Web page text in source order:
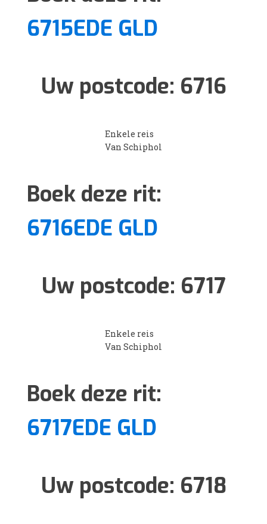
6715EDE GLD
Uw postcode: 6716
Enkele reis
Van Schiphol
Boek deze rit:
6716EDE GLD
Uw postcode: 6717
Enkele reis
Van Schiphol
Boek deze rit:
6717EDE GLD
Uw postcode: 6718